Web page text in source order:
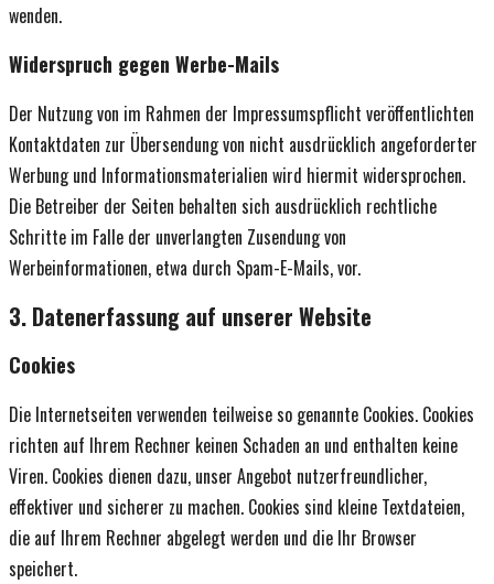
wenden.
Widerspruch gegen Werbe-Mails
Der Nutzung von im Rahmen der Impressumspflicht veröffentlichten
Kontaktdaten zur Übersendung von nicht ausdrücklich angeforderter
Werbung und Informationsmaterialien wird hiermit widersprochen.
Die Betreiber der Seiten behalten sich ausdrücklich rechtliche
Schritte im Falle der unverlangten Zusendung von
Werbeinformationen, etwa durch Spam-E-Mails, vor.
3. Datenerfassung auf unserer Website
Cookies
Die Internetseiten verwenden teilweise so genannte Cookies. Cookies
richten auf Ihrem Rechner keinen Schaden an und enthalten keine
Viren. Cookies dienen dazu, unser Angebot nutzerfreundlicher,
effektiver und sicherer zu machen. Cookies sind kleine Textdateien,
die auf Ihrem Rechner abgelegt werden und die Ihr Browser
speichert.